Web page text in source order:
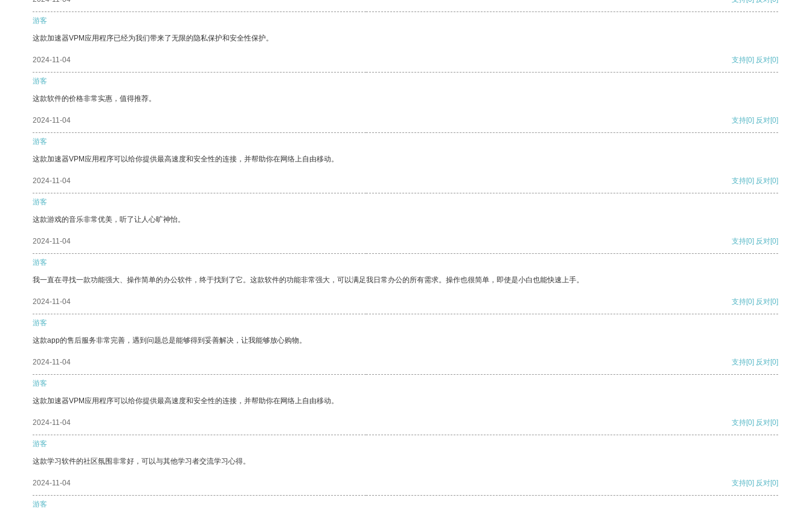
游客
这款加速器VPM应用程序已经为我们带来了无限的隐私保护和安全性保护。
2024-11-04 支持[0] 反对[0]
游客
这款软件的价格非常实惠，值得推荐。
2024-11-04 支持[0] 反对[0]
游客
这款加速器VPM应用程序可以给你提供最高速度和安全性的连接，并帮助你在网络上自由移动。
2024-11-04 支持[0] 反对[0]
游客
这款游戏的音乐非常优美，听了让人心旷神怡。
2024-11-04 支持[0] 反对[0]
游客
我一直在寻找一款功能强大、操作简单的办公软件，终于找到了它。这款软件的功能非常强大，可以满足我日常办公的所有需求。操作也很简单，即使是小白也能快速上手。
2024-11-04 支持[0] 反对[0]
游客
这款app的售后服务非常完善，遇到问题总是能够得到妥善解决，让我能够放心购物。
2024-11-04 支持[0] 反对[0]
游客
这款加速器VPM应用程序可以给你提供最高速度和安全性的连接，并帮助你在网络上自由移动。
2024-11-04 支持[0] 反对[0]
游客
这款学习软件的社区氛围非常好，可以与其他学习者交流学习心得。
2024-11-04 支持[0] 反对[0]
游客